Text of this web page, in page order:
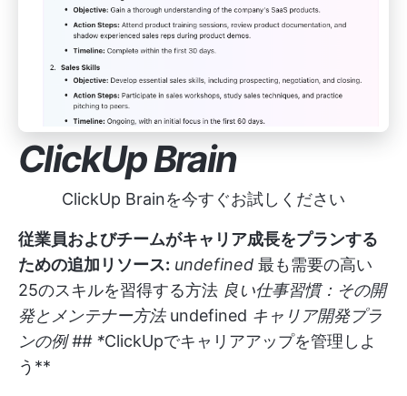
ClickUp Brain
ClickUp Brainを今すぐお試しください
従業員およびチームがキャリア成長をプランする
ための追加リソース: undefined 最も需要の高い
25のスキルを習得する方法 良い仕事習慣：その開
発とメンテナー方法 undefined キャリア開発プラ
ンの例## *ClickUpでキャリアアップを管理しよ
う**